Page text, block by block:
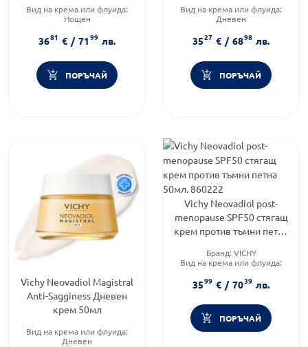
Вид на крема или флуида:
Нощен
красота и лична хигиена
Форма на продукта:крем
3681 € / 7199 лв.
ПОРЪЧАЙ
Вид на крема или флуида:
Дневен
Форма на продукта:крем
3527 € / 6898 лв.
ПОРЪЧАЙ
Vichy Neovadiol Magistral
Anti-Sagginess Дневен
крем 50мл
Вид на крема или флуида:
Дневен
Vichy Neovadiol post-
menopause SPF50 стягащ
крем против тъмни петна
Бранд: VICHY
Вид на крема или флуида:
Функционалност:
Пигментация
3599 € / 7039 лв.
ПОРЪЧАЙ